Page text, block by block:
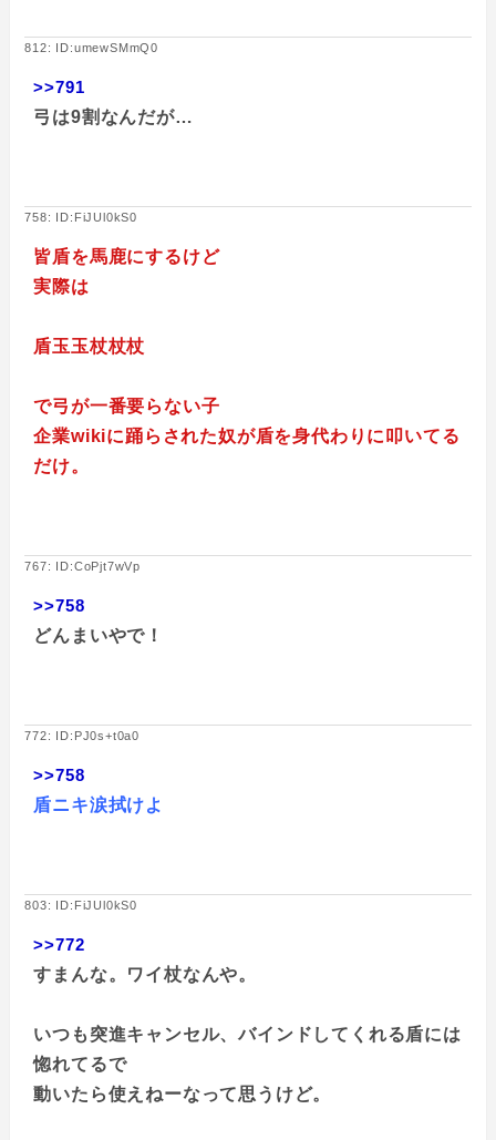
812: ID:umewSMmQ0
>>791
弓は9割なんだが…
758: ID:FiJUl0kS0
皆盾を馬鹿にするけど
実際は
盾玉玉杖杖杖
で弓が一番要らない子
企業wikiに踊らされた奴が盾を身代わりに叩いてる
だけ。
767: ID:CoPjt7wVp
>>758
どんまいやで！
772: ID:PJ0s+t0a0
>>758
盾ニキ涙拭けよ
803: ID:FiJUl0kS0
>>772
すまんな。ワイ杖なんや。
いつも突進キャンセル、バインドしてくれる盾には
惚れてるで
動いたら使えねーなって思うけど。